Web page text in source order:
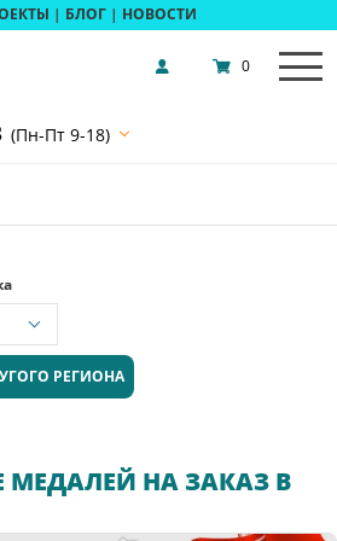
| БЛОГ | НОВОСТИ
(Пн-Пт 9-18)
0
РЕГИОНА
МЕДАЛЕЙ НА ЗАКАЗ В